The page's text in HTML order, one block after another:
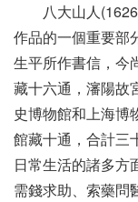
八大山人(1626
作品的一個重要部
生平所作書信，今
藏十六通，瀋陽故
史博物館和上海博
館藏十通，合計三
日常生活的諸多方
需錢求助、索藥問